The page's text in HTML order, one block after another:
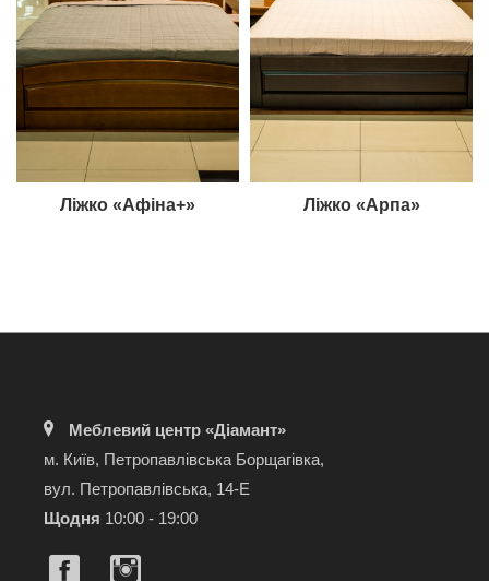
Ліжко «Афіна+» Ліжко «Арпа»
Меблевий центр «Діамант»
м. Київ, Петропавлівська Борщагівка,
вул. Петропавлівська, 14-Е
Щодня 10:00 - 19:00